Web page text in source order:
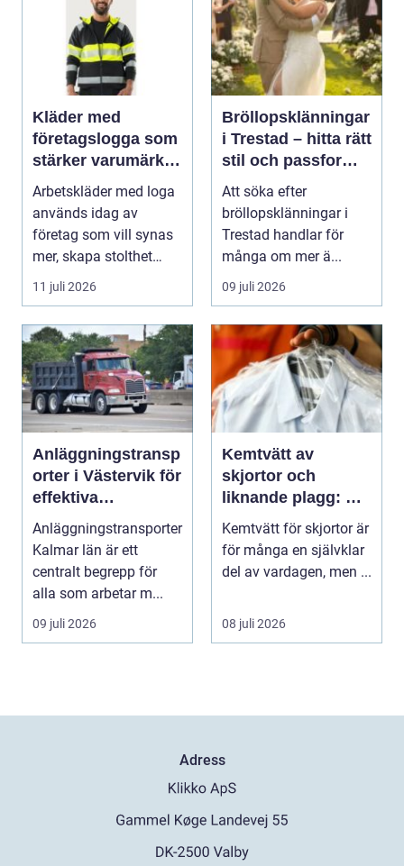
Kläder med
företagslogga som
stärker varumärket
varje dag
Arbetskläder med loga
används idag av
företag som vill synas
mer, skapa stolthet
inte...
11 juli 2026
Bröllopsklänningar
i Trestad – hitta rätt
stil och passform
inför den stora
dagen
Att söka efter
bröllopsklänningar i
Trestad handlar för
många om mer ä...
09 juli 2026
Anläggningstransp
orter i Västervik för
effektiva
byggprojekt
Anläggningstransporter
Kalmar län är ett
centralt begrepp för
alla som arbetar m...
09 juli 2026
Kemtvätt av
skjortor och
liknande plagg: Så
fungerar
professionell
klädvård i
Kemtvätt för skjortor är
för många en självklar
del av vardagen, men ...
08 juli 2026
Adress